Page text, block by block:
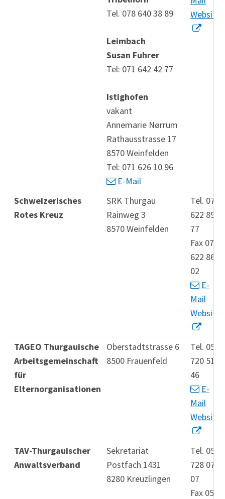
Tel. 078 640 38 89
Leimbach
Susan Fuhrer
Tel: 071 642 42 77
Istighofen
vakant
Annemarie Nørrum
Rathausstrasse 17
8570 Weinfelden
Tel: 071 626 10 96
E-Mail
Website
Schweizerisches
Rotes Kreuz
SRK Thurgau
Rainweg 3
8570 Weinfelden
Tel. 071
622 89
77
Fax 071
622 86
02
E-
Mail
Website
TAGEO Thurgauische
Arbeitsgemeinschaft
für
Elternorganisationen
Oberstadtstrasse 6
8500 Frauenfeld
Tel. 052
720 51
46
E-
Mail
Website
TAV-Thurgauischer
Anwaltsverband
Sekretariat
Postfach 1431
8280 Kreuzlingen
Tel. 052
728 07
07
Fax 052